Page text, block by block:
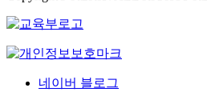
네이버 블로그